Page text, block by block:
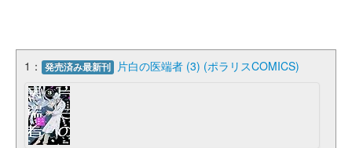
1： 発売済み最新刊 片白の医端者 (3) (ポラリスCOMICS)